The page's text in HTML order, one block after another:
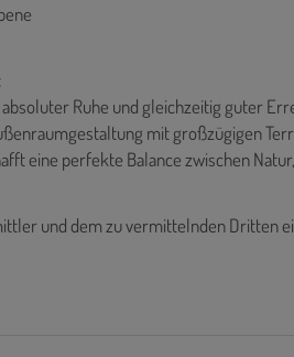
Ruhe und gleichzeitig guter
mit großzügigen
eine perfekte Balance zwischen
und dem zu vermittelnden Dritten